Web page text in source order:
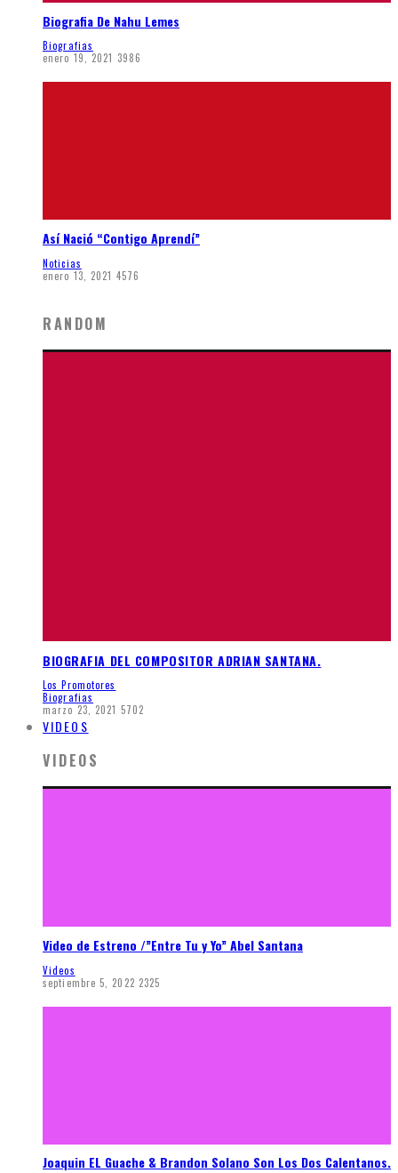
Biografia De Nahu Lemes
Biografias
enero 19, 2021 3986
Así Nació “Contigo Aprendí”
Noticias
enero 13, 2021 4576
RANDOM
BIOGRAFIA DEL COMPOSITOR ADRIAN SANTANA.
Los Promotores
Biografias
marzo 23, 2021 5702
VIDEOS
VIDEOS
Video de Estreno /”Entre Tu y Yo” Abel Santana
Videos
septiembre 5, 2022 2325
Joaquin EL Guache & Brandon Solano Son Los Dos Calentanos.